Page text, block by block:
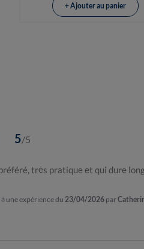
+ Ajouter au panier
5/5
très pratique et qui dure
à une expérience du 23/04/2026 par